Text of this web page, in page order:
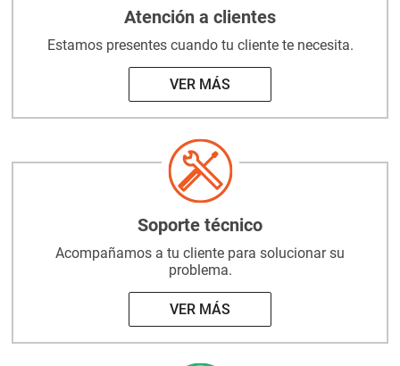
Atención a clientes
Estamos presentes cuando tu cliente te necesita.
VER MÁS
Soporte técnico
Acompañamos a tu cliente para solucionar su
problema.
VER MÁS